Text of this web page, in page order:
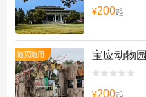
¥200起
随买随用 宝应动物园


¥200起